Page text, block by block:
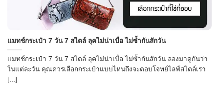
แมทช์กระเป๋า 7 วัน 7 สไตล์ ลุคไม่น่าเบื่อ ไม่ซ้ำกันสักวัน
แมทช์กระเป๋า 7 วัน 7 สไตล์ ลุคไม่น่าเบื่อ ไม่ซ้ำกันสักวัน ลองมาดูกันว่า
ในแต่ละวัน คุณควรเลือกกระเป๋าแบบไหนถึงจะตอบโจทย์ไลฟ์สไตล์เรา
[...]